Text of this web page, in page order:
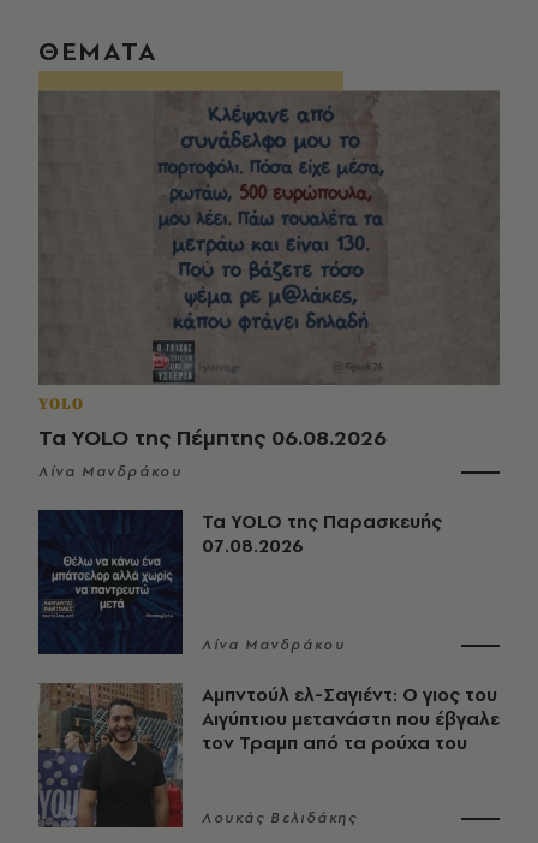
ΘΕΜΑΤΑ
YOLO
Τα YOLO της Πέμπτης 06.08.2026
Λίνα Μανδράκου
Τα YOLO της Παρασκευής
07.08.2026
Λίνα Μανδράκου
Αμπντούλ ελ-Σαγιέντ: Ο γιος του
Αιγύπτιου μετανάστη που έβγαλε
τον Τραμπ από τα ρούχα του
Λουκάς Βελιδάκης